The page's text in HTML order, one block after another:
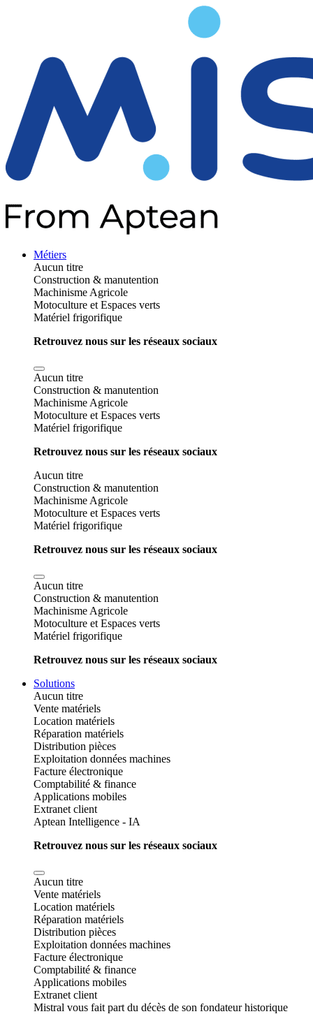
Métiers
Aucun titre
Construction & manutention
Machinisme Agricole
Motoculture et Espaces verts
Matériel frigorifique
Retrouvez nous sur les réseaux sociaux
Aucun titre
Construction & manutention
Machinisme Agricole
Motoculture et Espaces verts
Matériel frigorifique
Retrouvez nous sur les réseaux sociaux
Aucun titre
Construction & manutention
Machinisme Agricole
Motoculture et Espaces verts
Matériel frigorifique
Retrouvez nous sur les réseaux sociaux
Aucun titre
Construction & manutention
Machinisme Agricole
Motoculture et Espaces verts
Matériel frigorifique
Retrouvez nous sur les réseaux sociaux
Solutions
Aucun titre
Vente matériels
Location matériels
Réparation matériels
Distribution pièces
Exploitation données machines
Facture électronique
Comptabilité & finance
Applications mobiles
Extranet client
Aptean Intelligence - IA
Retrouvez nous sur les réseaux sociaux
Aucun titre
Vente matériels
Location matériels
Réparation matériels
Distribution pièces
Exploitation données machines
Facture électronique
Comptabilité & finance
Applications mobiles
Extranet client
Mistral vous fait part du décès de son fondateur historique